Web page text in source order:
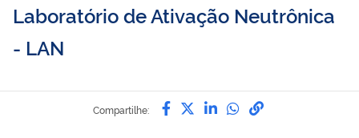
Laboratório de Ativação Neutrônica
- LAN
Compartilhe: Compartilhe por Facebook
Compartilhe por Twitter
Compartilhe por
Compartilhe
link para